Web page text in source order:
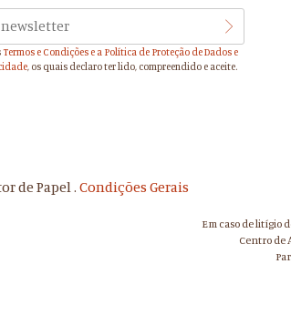
Termos e Condições e a Política de Proteção de Dados e
, os quais declaro ter lido, compreendido e aceite.
de Papel . Condições Gerais
Em caso de litígio
Centro de